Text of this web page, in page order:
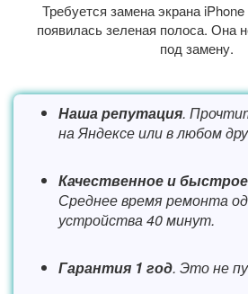
Требуется замена экрана
появилась зеленая полоса. Она
под замену.
Наша репутация.
на Яндексе или в любом
Качественное и
Среднее время ремонта
устройства 40 минут.
Гарантия 1 год. Это не